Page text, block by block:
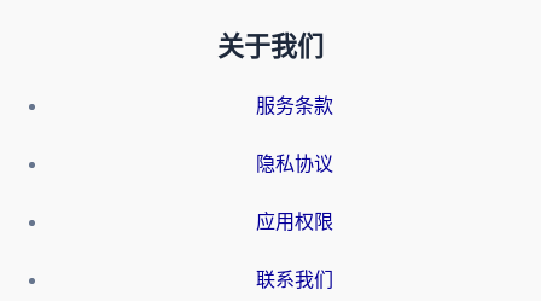
关于我们
服务条款
隐私协议
应用权限
联系我们